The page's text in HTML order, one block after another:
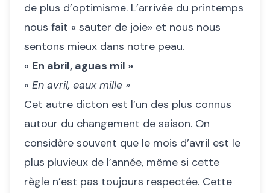
de plus d’optimisme. L’arrivée du printemps
nous fait « sauter de joie» et nous nous
sentons mieux dans notre peau.
« En abril, aguas mil »
« En avril, eaux mille »
Cet autre dicton est l’un des plus connus
autour du changement de saison. On
considère souvent que le mois d’avril est le
plus pluvieux de l’année, même si cette
règle n’est pas toujours respectée. Cette